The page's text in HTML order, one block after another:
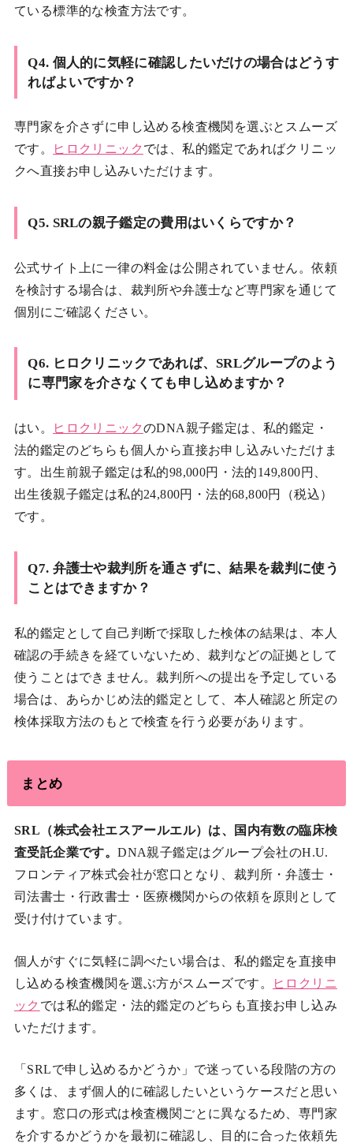
ている標準的な検査方法です。
Q4. 個人的に気軽に確認したいだけの場合はどうす
ればよいですか？
専門家を介さずに申し込める検査機関を選ぶとスムーズ
です。
ヒロクリニック では、私的鑑定であればクリニッ
クへ直接お申し込みいただけます。
Q5. SRLの親子鑑定の費用はいくらですか？
公式サイト上に一律の料金は公開されていません。依頼
を検討する場合は、裁判所や弁護士など専門家を通じて
個別にご確認ください。
Q6. ヒロクリニックであれば、SRLグループのよう
に専門家を介さなくても申し込めますか？
はい。 ヒロクリニックのDNA親子鑑定は、私的鑑定・
法的鑑定のどちらも個人から直接お申し込みいただけま
す。出生前親子鑑定は私的98,000円・法的149,800円、
出生後親子鑑定は私的24,800円・法的68,800円（税込）
です。
Q7. 弁護士や裁判所を通さずに、結果を裁判に使う
ことはできますか？
私的鑑定として自己判断で採取した検体の結果は、本人
確認の手続きを経ていないため、裁判などの証拠として
使うことはできません。裁判所への提出を予定している
場合は、あらかじめ法的鑑定として、本人確認と所定の
検体採取方法のもとで検査を行う必要があります。
まとめ
SRL（株式会社エスアールエル）は、国内有数の臨床検
査受託企業です。DNA親子鑑定はグループ会社のH.U.
フロンティア株式会社が窓口となり、裁判所・弁護士・
司法書士・行政書士・医療機関からの依頼を原則として
受け付けています。
個人がすぐに気軽に調べたい場合は、私的鑑定を直接申
し込める検査機関を選ぶ方がスムーズです。
ヒロクリニ
ック では私的鑑定・法的鑑定のどちらも直接お申し込み
いただけます。
「SRLで申し込めるかどうか」で迷っている段階の方の
多くは、まず個人的に確認したいというケースだと思い
ます。窓口の形式は検査機関ごとに異なるため、専門家
を介するかどうかを最初に確認し、目的に合った依頼先